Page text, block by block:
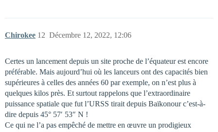
Chirokee Décembre 12, 2022, 12:06
12
Certes un lancement depuis un site proche de l’équateur est encore
préférable. Mais aujourd’hui où les lanceurs ont des capacités bien
supérieures à celles des années 60 par exemple, on n’est plus à
quelques kilos près. Et surtout rappelons que l’extraordinaire
puissance spatiale que fut l’URSS tirait depuis Baïkonour c’est-à-
dire depuis 45° 57′ 53″ N !
Ce qui ne l’a pas empêché de mettre en œuvre un prodigieux